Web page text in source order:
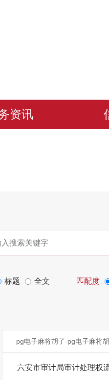
资讯
标题 全文 匹配度
pg电子麻将胡了-pg电子麻将
六安市审计局审计处理权